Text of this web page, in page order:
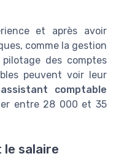
et après avoir
comme la gestion
des comptes
peuvent voir leur
assistant comptable
entre 28 000 et 35
salaire